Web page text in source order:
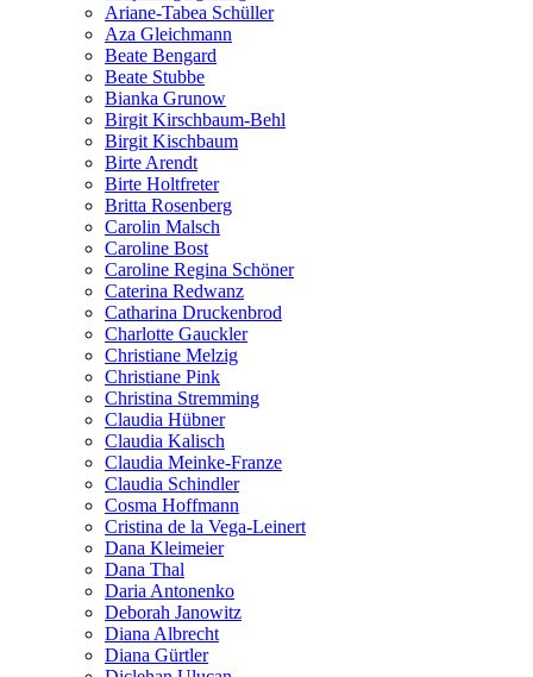
Ariane-Tabea Schüller
Aza Gleichmann
Beate Bengard
Beate Stubbe
Bianka Grunow
Birgit Kirschbaum-Behl
Birgit Kischbaum
Birte Arendt
Birte Holtfreter
Britta Rosenberg
Carolin Malsch
Caroline Bost
Caroline Regina Schöner
Caterina Redwanz
Catharina Druckenbrod
Charlotte Gauckler
Christiane Melzig
Christiane Pink
Christina Stremming
Claudia Hübner
Claudia Kalisch
Claudia Meinke-Franze
Claudia Schindler
Cosma Hoffmann
Cristina de la Vega-Leinert
Dana Kleimeier
Dana Thal
Daria Antonenko
Deborah Janowitz
Diana Albrecht
Diana Gürtler